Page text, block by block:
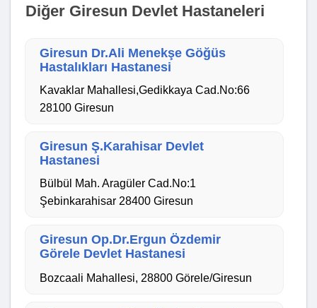
Diğer Giresun Devlet Hastaneleri
Giresun Dr.Ali Menekşe Göğüs
Hastalıkları Hastanesi
Kavaklar Mahallesi,Gedikkaya Cad.No:66
28100 Giresun
Giresun Ş.Karahisar Devlet
Hastanesi
Bülbül Mah. Aragüler Cad.No:1
Şebinkarahisar 28400 Giresun
Giresun Op.Dr.Ergun Özdemir
Görele Devlet Hastanesi
Bozcaali Mahallesi, 28800 Görele/Giresun